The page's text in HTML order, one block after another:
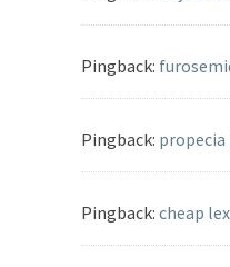
Pingback:
Pingback:
Pingback: cheap